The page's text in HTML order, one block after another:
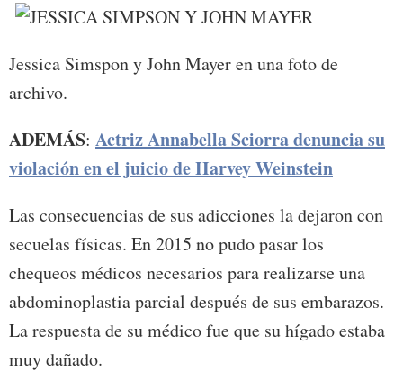
Jessica Simspon y John Mayer en una foto de
archivo.
ADEMÁS: Actriz Annabella Sciorra denuncia su
violación en el juicio de Harvey Weinstein
Las consecuencias de sus adicciones la dejaron con
secuelas físicas. En 2015 no pudo pasar los
chequeos médicos necesarios para realizarse una
abdominoplastia parcial después de sus embarazos.
La respuesta de su médico fue que su hígado estaba
muy dañado.